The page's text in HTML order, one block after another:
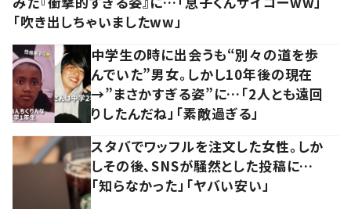
「吹き出しちゃいましたww」
中学生の時に出会うも“別々の道を歩
んでいた”男女。しかし10年後の現在
→”まさかすぎる姿”に…「2人とも遠回
りしたんだね」「素敵過ぎる」
スタバでワッフルを注文した女性。しか
しその後、SNSが騒然とした投稿に…
「知らなかった」「ヤバい安い」